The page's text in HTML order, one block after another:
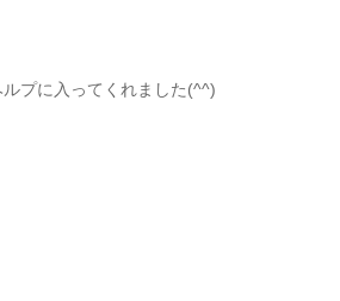
プに入ってくれました(^^)